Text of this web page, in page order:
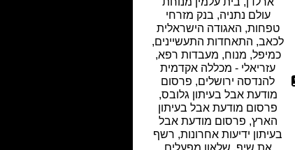
עולם נתניה, בנק מזרחי
טפחות, האגודה הישראלית
לכאב, התאחדות התעשיינים,
כמיפל, מנוח, מעבדות רפא,
עזריאלי - מכללה אקדמית
להנדסה ירושלים, פרסום
מודעת אבל בעיתון גלובס,
פרסום מודעת אבל בעיתון
הארץ, פרסום מודעת אבל
בעיתון ידיעות אחרונות, רשף
את שיף, שלאון מפעלים